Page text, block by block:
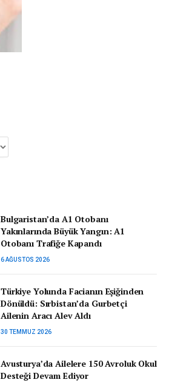
Bulgaristan’da A1 Otobanı
Yakınlarında Büyük Yangın: A1
Otobanı Trafiğe Kapandı
6 AĞUSTOS 2026
Türkiye Yolunda Facianın Eşiğinden
Dönüldü: Sırbistan’da Gurbetçi
Ailenin Aracı Alev Aldı
30 TEMMUZ 2026
Avusturya’da Ailelere 150 Avroluk Okul
Desteği Devam Ediyor